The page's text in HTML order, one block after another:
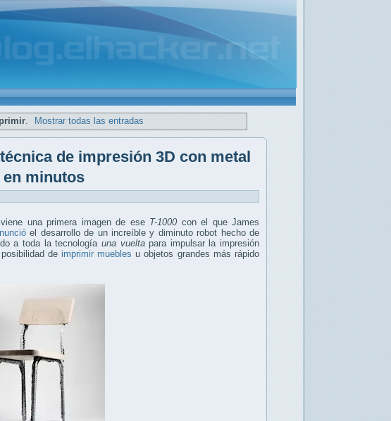
. Mostrar todas las entradas
de impresión 3D con metal
minutos
una primera imagen de ese T-1000 con el que James
el desarrollo de un increíble y diminuto robot hecho de
a toda la tecnología una vueltapara impulsar la impresión
de imprimir muebles u objetos grandes más rápido